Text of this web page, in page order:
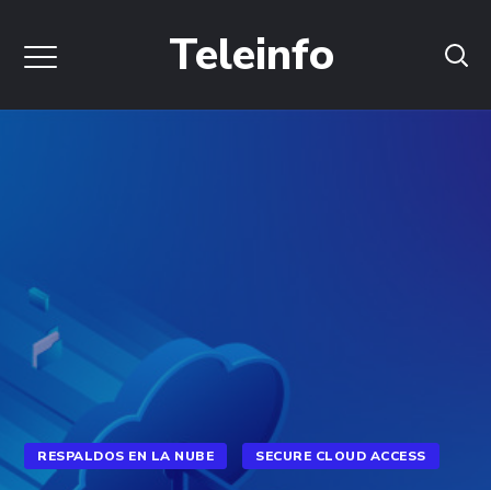
Teleinfo
RESPALDOS EN LA NUBE SECURE CLOUD ACCESS